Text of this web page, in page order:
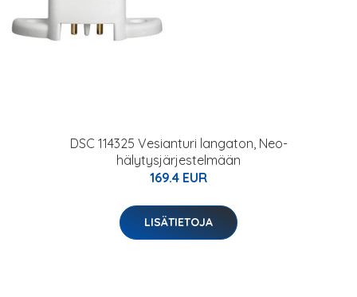
DSC 114325 Vesianturi langaton, Neo-
hälytysjärjestelmään
169.4 EUR
LISÄTIETOJA